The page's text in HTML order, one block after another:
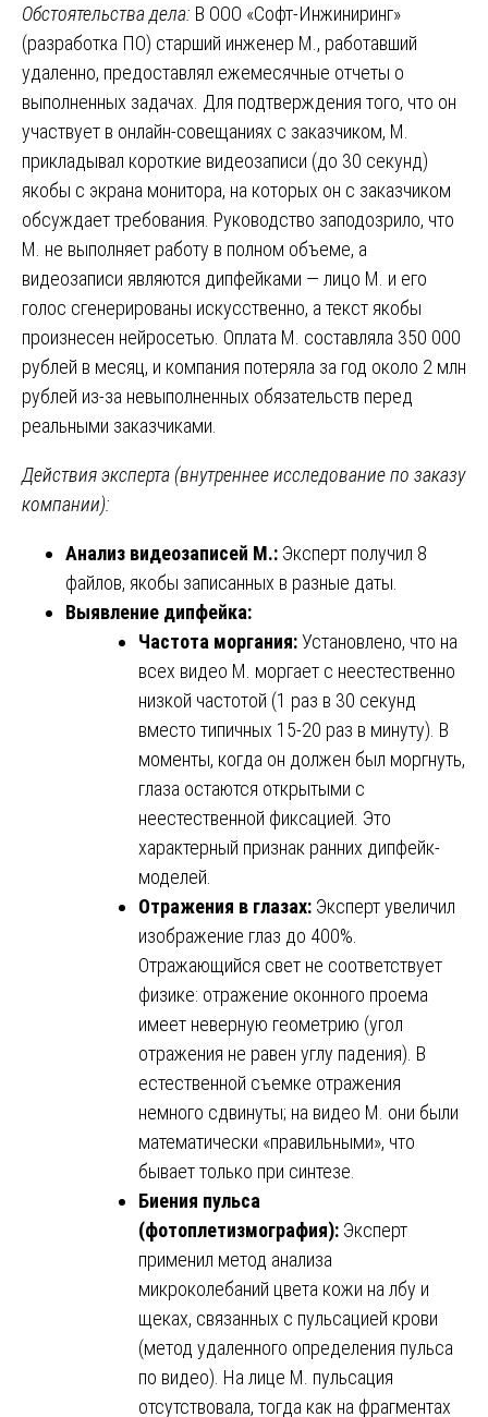
Обстоятельства дела: В ООО «Софт-Инжиниринг»
(разработка ПО) старший инженер М., работавший
удаленно, предоставлял ежемесячные отчеты о
выполненных задачах. Для подтверждения того, что он
участвует в онлайн-совещаниях с заказчиком, М.
прикладывал короткие видеозаписи (до 30 секунд)
якобы с экрана монитора, на которых он с заказчиком
обсуждает требования. Руководство заподозрило, что
М. не выполняет работу в полном объеме, а
видеозаписи являются дипфейками — лицо М. и его
голос сгенерированы искусственно, а текст якобы
произнесен нейросетью. Оплата М. составляла 350 000
рублей в месяц, и компания потеряла за год около 2 млн
рублей из-за невыполненных обязательств перед
реальными заказчиками.
Действия эксперта (внутреннее исследование по заказу
компании):
Анализ видеозаписей М.: Эксперт получил 8
файлов, якобы записанных в разные даты.
Выявление дипфейка:
Частота моргания:Установлено, что на
всех видео М. моргает с неестественно
низкой частотой (1 раз в 30 секунд
вместо типичных 15-20 раз в минуту). В
моменты, когда он должен был моргнуть,
глаза остаются открытыми с
неестественной фиксацией. Это
характерный признак ранних дипфейк-
моделей.
Отражения в глазах: Эксперт увеличил
изображение глаз до 400%.
Отражающийся свет не соответствует
физике: отражение оконного проема
имеет неверную геометрию (угол
отражения не равен углу падения). В
естественной съемке отражения
немного сдвинуты; на видео М. они были
математически «правильными», что
бывает только при синтезе.
Биения пульса
(фотоплетизмография): Эксперт
применил метод анализа
микроколебаний цвета кожи на лбу и
щеках, связанных с пульсацией крови
(метод удаленного определения пульса
по видео). На лице М. пульсация
отсутствовала, тогда как на фрагментах